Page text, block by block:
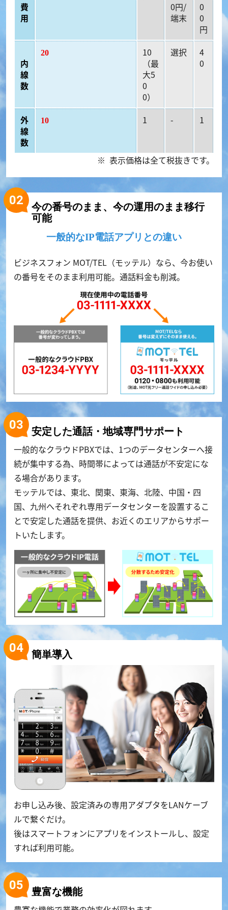
費
用
0円/
端末
0
0
円
内
線
数
20
10
（最
大5
0
0）
選択
4
0
外
線
数
10 1 - 1
表示価格は全て税抜きです。
今の番号のまま、今の運用のまま移行
可能
一般的なIP電話アプリとの違い
ビジネスフォン MOT/TEL（モッテル）なら、今お使い
の番号をそのまま利用可能。通話料金も削減。
安定した通話・地域専門サポート
一般的なクラウドPBXでは、1つのデータセンターへ接
続が集中する為、時間帯によっては通話が不安定にな
る場合があります。
モッテルでは、東北、関東、東海、北陸、中国・四
国、九州へそれぞれ専用データセンターを設置するこ
とで安定した通話を提供、お近くのエリアからサポー
トいたします。
簡単導入
お申し込み後、設定済みの専用アダプタをLANケーブ
ルで繋ぐだけ。
後はスマートフォンにアプリをインストールし、設定
すれば利用可能。
豊富な機能